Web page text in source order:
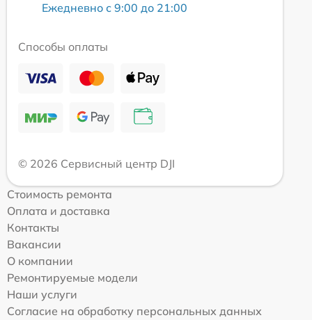
Ежедневно с 9:00 до 21:00
Способы оплаты
© 2026 Сервисный центр DJI
Стоимость ремонта
Оплата и доставка
Контакты
Вакансии
О компании
Ремонтируемые модели
Наши услуги
Согласие на обработку персональных данных